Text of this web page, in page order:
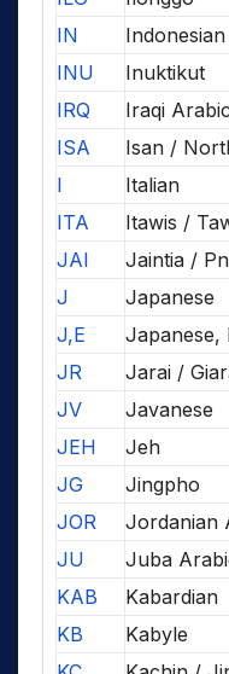
IN
INU
Inuktikut
IRQ
Iraqi Arabic
ISA
Isan /
I
Italian
ITA
Itawis /
JAI
Jaintia /
J
Japanese
J,E
Japanese,
JR
Jarai /
JV
Javanese
JEH
Jeh
JG
Jingpho
JOR
Jordanian
JU
Juba
KAB
Kabardian
KB
Kabyle